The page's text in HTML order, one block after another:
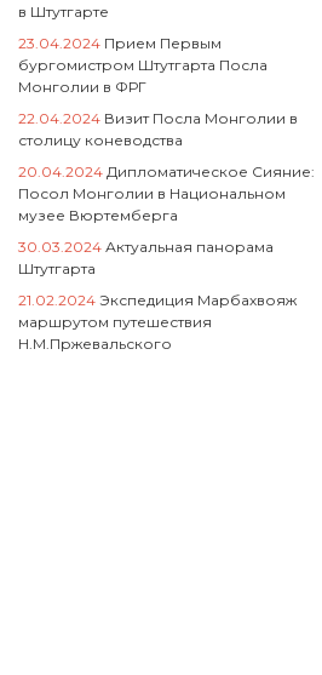
в Штутгарте
23.04.2024 Прием Первым
бургомистром Штутгарта Посла
Монголии в ФРГ
22.04.2024 Визит Посла Монголии в
столицу коневодства
20.04.2024 Дипломатическое Сияние:
Посол Монголии в Национальном
музее Вюртемберга
30.03.2024 Актуальная панорама
Штутгарта
21.02.2024 Экспедиция Марбахвояж
маршрутом путешествия
Н.М.Пржевальского